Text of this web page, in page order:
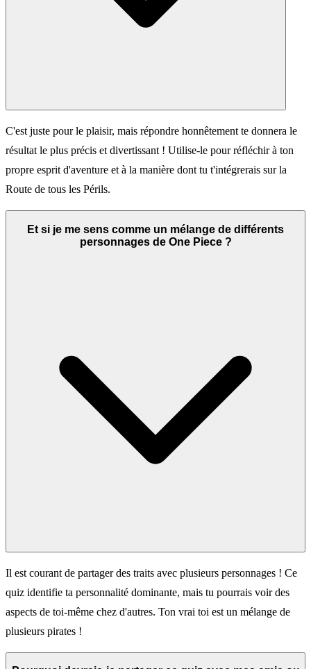
C'est juste pour le plaisir, mais répondre honnêtement te donnera le
résultat le plus précis et divertissant ! Utilise-le pour réfléchir à ton
propre esprit d'aventure et à la manière dont tu t'intégrerais sur la
Route de tous les Périls.
Et si je me sens comme un mélange de différents
personnages de One Piece ?
Il est courant de partager des traits avec plusieurs personnages ! Ce
quiz identifie ta personnalité dominante, mais tu pourrais voir des
aspects de toi-même chez d'autres. Ton vrai toi est un mélange de
plusieurs pirates !